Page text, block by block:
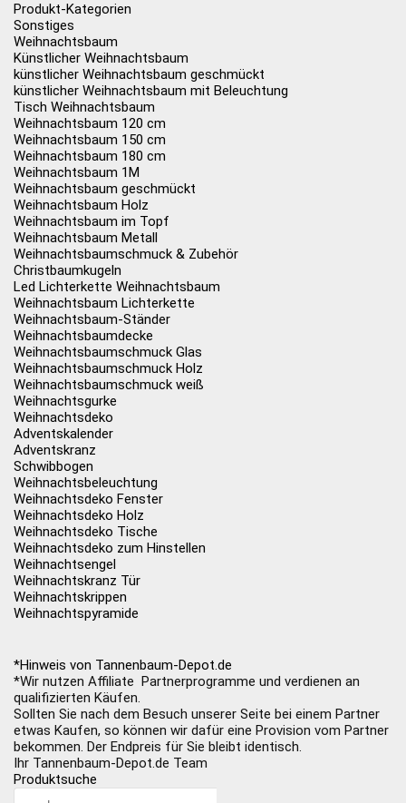
Produkt-Kategorien
Sonstiges
Weihnachtsbaum
Künstlicher Weihnachtsbaum
künstlicher Weihnachtsbaum geschmückt
künstlicher Weihnachtsbaum mit Beleuchtung
Tisch Weihnachtsbaum
Weihnachtsbaum 120 cm
Weihnachtsbaum 150 cm
Weihnachtsbaum 180 cm
Weihnachtsbaum 1M
Weihnachtsbaum geschmückt
Weihnachtsbaum Holz
Weihnachtsbaum im Topf
Weihnachtsbaum Metall
Weihnachtsbaumschmuck & Zubehör
Christbaumkugeln
Led Lichterkette Weihnachtsbaum
Weihnachtsbaum Lichterkette
Weihnachtsbaum-Ständer
Weihnachtsbaumdecke
Weihnachtsbaumschmuck Glas
Weihnachtsbaumschmuck Holz
Weihnachtsbaumschmuck weiß
Weihnachtsgurke
Weihnachtsdeko
Adventskalender
Adventskranz
Schwibbogen
Weihnachtsbeleuchtung
Weihnachtsdeko Fenster
Weihnachtsdeko Holz
Weihnachtsdeko Tische
Weihnachtsdeko zum Hinstellen
Weihnachtsengel
Weihnachtskranz Tür
Weihnachtskrippen
Weihnachtspyramide
*Hinweis von Tannenbaum-Depot.de
*Wir nutzen Affiliate Partnerprogramme und verdienen an
qualifizierten Käufen.
Sollten Sie nach dem Besuch unserer Seite bei einem Partner
etwas Kaufen, so können wir dafür eine Provision vom Partner
bekommen. Der Endpreis für Sie bleibt identisch.
Ihr Tannenbaum-Depot.de Team
Produktsuche